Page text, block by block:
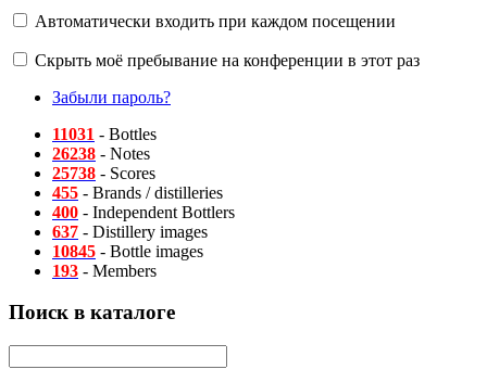
Автоматически входить при каждом посещении
Скрыть моё пребывание на конференции в этот раз
Забыли пароль?
11031 - Bottles
26238 - Notes
25738 - Scores
455 - Brands / distilleries
400 - Independent Bottlers
637 - Distillery images
10845 - Bottle images
193 - Members
Поиск в каталоге